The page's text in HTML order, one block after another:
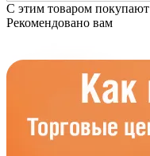
С этим товаром покупают
Рекомендовано вам